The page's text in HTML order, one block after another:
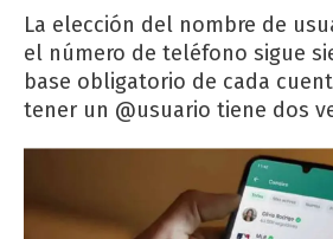
La elección del nombre de
el número de teléfono sigue
base obligatorio de cada
tener un @usuario tiene dos